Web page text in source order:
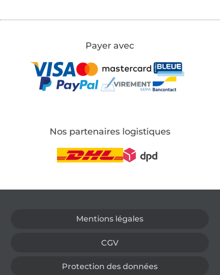
Payer avec
Nos partenaires logistiques
Mentions légales
CGV
Protection des données